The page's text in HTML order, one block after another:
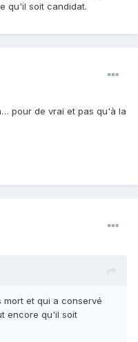
qu'il soit candidat.
pour de vrai et pas qu'à la
mort et qui a conservé
encore qu'il soit